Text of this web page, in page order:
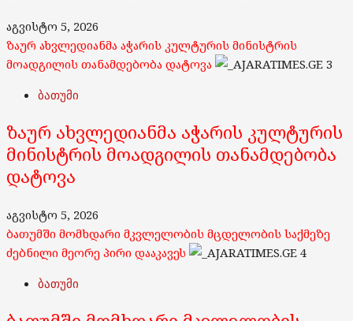
აგვისტო 5, 2026
ზაურ ახვლედიანმა აჭარის კულტურის მინისტრის
მოადგილის თანამდებობა დატოვა
3
ბათუმი
ზაურ ახვლედიანმა აჭარის კულტურის
მინისტრის მოადგილის თანამდებობა
დატოვა
აგვისტო 5, 2026
ბათუმში მომხდარი მკვლელობის მცდელობის საქმეზე
ძებნილი მეორე პირი დააკავეს
4
ბათუმი